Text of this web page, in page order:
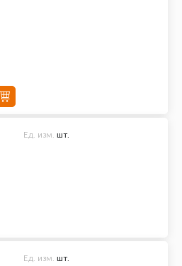
Ед. изм. шт.
Ед. изм. шт.